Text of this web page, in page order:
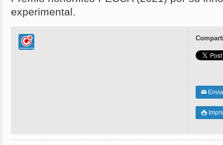
experimental.
✉
